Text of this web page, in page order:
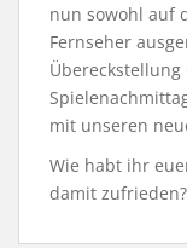
nun sowohl auf
Fernseher
mit unseren
Wie habt ihr
damit zufrieden?